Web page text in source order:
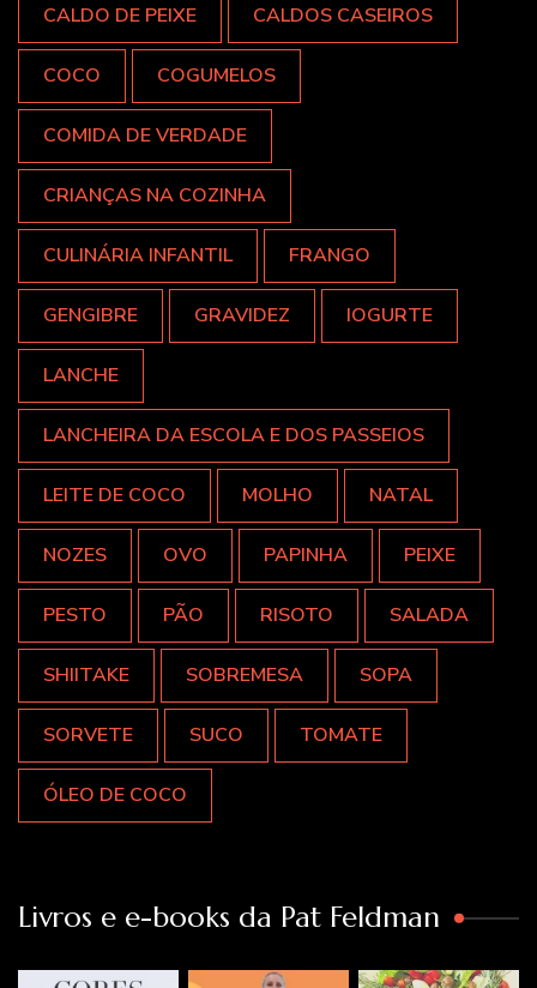
CALDO DE PEIXE CALDOS CASEIROS
COCO COGUMELOS
COMIDA DE VERDADE
CRIANÇAS NA COZINHA
CULINÁRIA INFANTIL FRANGO
GENGIBRE GRAVIDEZ IOGURTE
LANCHE
LANCHEIRA DA ESCOLA E DOS PASSEIOS
LEITE DE COCO MOLHO NATAL
NOZES OVO PAPINHA PEIXE
PESTO PÃO RISOTO SALADA
SHIITAKE SOBREMESA SOPA
SORVETE SUCO TOMATE
ÓLEO DE COCO
Livros e e-books da Pat Feldman